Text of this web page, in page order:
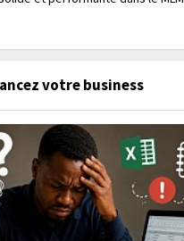
votre business